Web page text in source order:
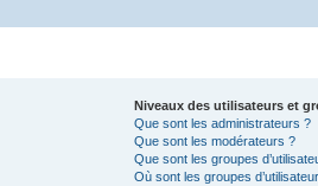
Niveaux des utilisateurs et
Que sont les administrateurs ?
Que sont les modérateurs ?
Que sont les groupes
Où sont les groupes